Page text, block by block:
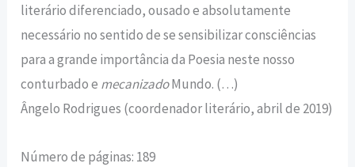
literário diferenciado, ousado e absolutamente
necessário no sentido de se sensibilizar consciências
para a grande importância da Poesia neste nosso
conturbado e mecanizadoMundo. (…)
Ângelo Rodrigues (coordenador literário, abril de 2019)
Número de páginas: 189